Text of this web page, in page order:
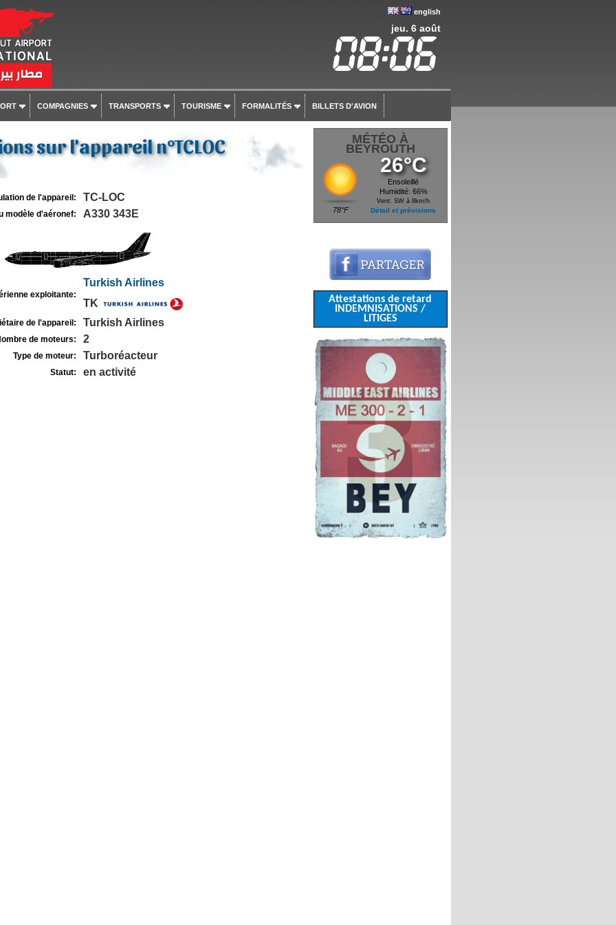
english
jeu. 6 août
COMPAGNIES TRANSPORTS TOURISME FORMALITÉS BILLETS D'AVION
sur l'appareil n°TCLOC
de l'appareil: TC-LOC
modèle d'aéronef: A330 343E
exploitante:
Turkish Airlines
TK
de l'appareil: Turkish Airlines
de moteurs: 2
Type de moteur: Turboréacteur
Statut: en activité
MÉTÉO À
BEYROUTH
78°F
26°C
Ensoleillé
Humidité: 66%
Vent: SW à 8km/h
Détail et prévisions
Attestations de retard
INDEMNISATIONS /
LITIGES